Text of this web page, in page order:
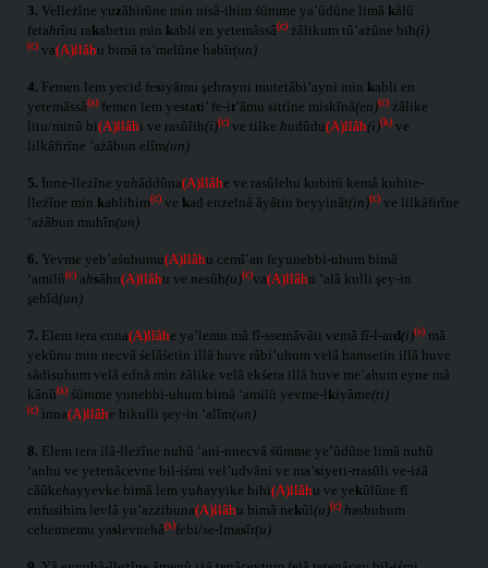
3. Velleżîne yu zâhirûne min nisâ-ihim śümme ya’ûdûne limâ kâlû
fetahrîru rakabetin min kabli en yetemâssâ(c)żâlikum tû’ażûne bih(i)
(c)va(A)llâhu bimâ ta’melûne ḣabîr(un)
4. Femen lem yecid fesiyâmu şehrayni mutetâbi’ayni min kabli en
yetemâssâ(s)femen lem yestati’ fe-i t’âmu sittîne miskînâ(en)(c)żâlike
litu/minû bi(A)llâhi ve rasûlih(i)(c)ve tilke hudûdu(A)llâh(i)(k)ve
lilkâfirîne ‘ażâbun elîm(un)
5. İnne-lleżîne yu hâddûna(A)llâhe ve rasûlehu kubitû kemâ kubite-
lleżîne min kablihim(c)ve kad enzelnâ âyâtin beyyinât(in)(c)ve lilkâfirîne
‘ażâbun muhîn(un)
6. Yevme yeb’aśuhumu(A)llâhu cemî’an feyunebbi-uhum bimâ
‘amilû(c)ahsâhu(A)llâhu ve nesûh(u)(c)va(A)llâhu ‘alâ kulli şey-in
şehîd(un)
7. Elem tera enna(A)llâhe ya’lemu mâ fî-ssemâvâti vemâ fî-l-ard(i)(s)mâ
yekûnu min necvâ śelâśetin illâ huve râbi’uhum velâ ḣamsetin illâ huve
sâdisuhum velâ ednâ min żâlike velâ ekśera illâ huve me’ahum eyne mâ
kânû(s)śümme yunebbi-uhum bimâ ‘amilû yevme-l kiyâme(ti)
(c)inna(A)llâhe bikulli şey-in ‘alîm(un)
8. Elem tera ilâ-lleżîne nuhû ‘ani-nnecvâ śümme ye’ûdûne limâ nuhû
‘anhu ve yetenâcevne bil-iśmi vel’udvâni ve ma’siyeti-rrasûli ve-iżâ
câûkehayyevke bimâ lem yu hayyike bihi(A)llâhu ve yekûlûne fî
enfusihim levlâ yu’ażżibuna(A)llâhu bimâ nekûl(u)(c) hasbuhum
cehennemu yaslevnehâ(s)febi/se-lmasîr(u)